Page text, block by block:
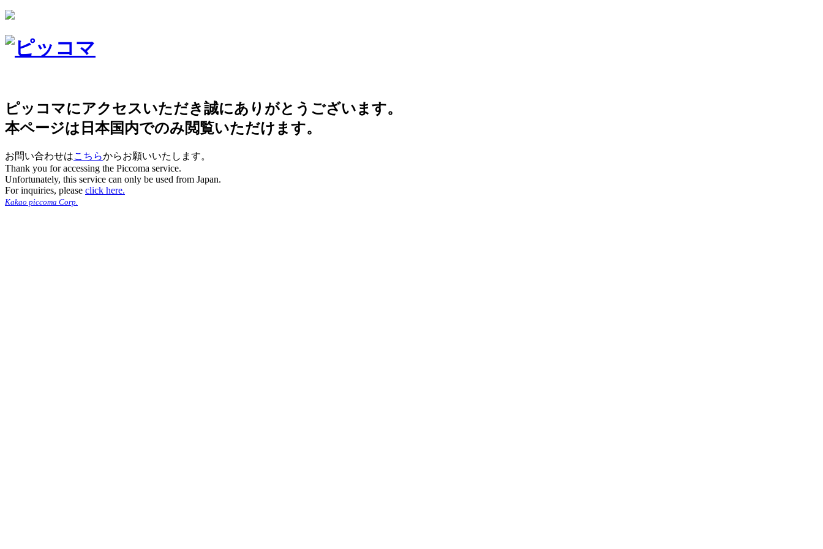
ピッコマにアクセスいただき誠にありがとうございます。
本ページは日本国内でのみ閲覧いただけます。
お問い合わせはこちらからお願いいたします。
Thank you for accessing the Piccoma service.
Unfortunately, this service can only be used from Japan.
For inquiries, please click here.
Kakao piccoma Corp.